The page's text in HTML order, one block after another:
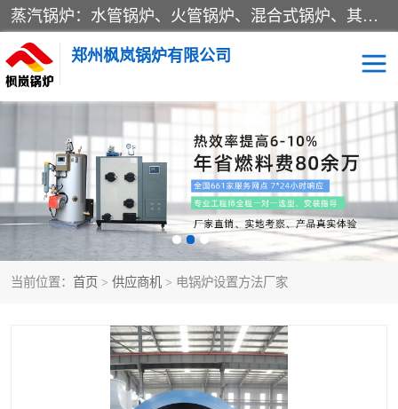
蒸汽锅炉：水管锅炉、火管锅炉、混合式锅炉、其他蒸汽锅炉； 热水锅炉：家用型集中供暖用热水锅炉、其他热水锅炉； 有机热载体锅炉； 船用蒸汽锅炉； （锅炉用辅助设备及装置）蒸汽冷凝器：表面冷凝器、混合式冷凝器、空冷式冷凝器、其他蒸汽冷凝器； 锅炉用辅助设备：节热器、蒸汽收集器、蓄能器、烟垢清除器、气体回收器、泥渣刮除器、空气预热器、其他锅炉用辅助设备；
郑州枫岚锅炉有限公司
当前位置： 首页 > 供应商机 > 电锅炉设置方法厂家